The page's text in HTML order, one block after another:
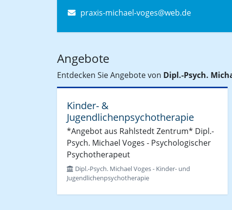
praxis-michael-voges@web.de
Angebote
Entdecken Sie Angebote von Dipl.-Psych.
Kinder- &
Jugendlichenpsychotherapie
*Angebot aus Rahlstedt Zentrum* Dipl.-
Psych. Michael Voges - Psychologischer
Psychotherapeut
Dipl.-Psych. Michael Voges - Kinder- und
Jugendlichenpsychotherapie